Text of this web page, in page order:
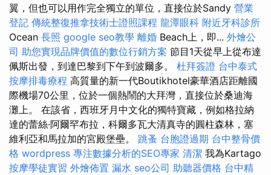
翼，但也可以用作完全獨立的單位，直接位於Sandy 營業
登記 傳統整復推拿技術士證照課程 龍潭眼科 附近牙科診所
Ocean 長照 google seo教學 離婚 Beach上，即... 外燴公
司 助您實現品牌價值的數位行銷方案 節目1天從早上從布達
佩斯出發，到達巴黎到下午到波爾多。 杜拜簽證 台中泰式
按摩排毒療程 高質量的新一代Boutikhotel豪華酒店距離國
際機場70公里，位於一個熱鬧的大拜灣，直接位於桑迪海
灘上。 在該省，西班牙月中文化的獨特寶藏，例如格拉納
達的蕾絲·阿爾罕布拉，科爾多瓦大清真寺的圓柱森林，塞
維利亞和馬拉加的宮殿堡壘。 跳蚤 台胞證過期 台中整骨價
格 wordpress 專注數據分析的SEO專家 清潔 我為Kartago
按摩學徒實習 外燴佈置 漏水 seo公司 助聽器價格 台中精